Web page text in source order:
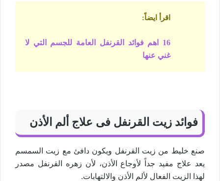
اقرأ ايضاً:
16 اهم فوائد القرنفل العامة للجسم التي لا
غني عنها
فوائد زيت القرنفل فى علاج ألم الأذن
صنع خليط من زيت القرنفل ويكون دافئ مع زيت السمسم
يعد علاج مفيد جداً لأوجاع الأذن، لأن زهره القرنفل مصدر
لهذا الزيت الفعال لألم الأذن والالتهابات.